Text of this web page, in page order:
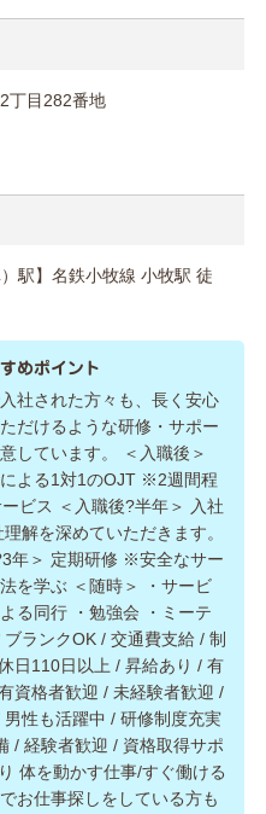
丁目282番地
駅】名鉄小牧線 小牧駅 徒
めポイント
社された方々も、長く安心
だけるような研修・サポー
しています。 ＜入職後＞
よる1対1のOJT ※2週間程
ビス ＜入職後?半年＞ 入社
解を深めていただきます。
年＞ 定期研修 ※安全なサー
を学ぶ ＜随時＞ ・サービ
る同行 ・勉強会 ・ミーテ
ブランクOK / 交通費支給 / 制
日110日以上 / 昇給あり / 有
資格者歓迎 / 未経験者歓迎 /
性も活躍中 / 研修制度充実
/ 経験者歓迎 / 資格取得サポ
体を動かす仕事/すぐ働ける
お仕事探しをしている方も